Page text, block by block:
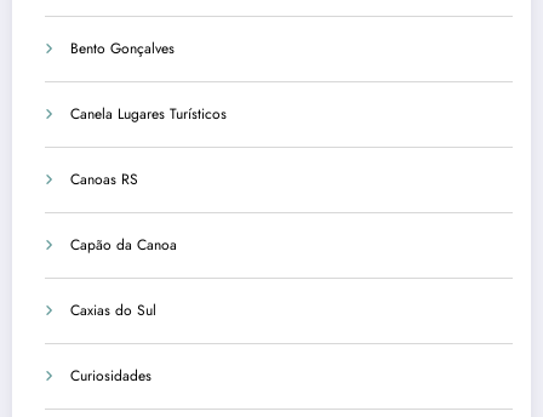
Bento Gonçalves
Canela Lugares Turísticos
Canoas RS
Capão da Canoa
Caxias do Sul
Curiosidades